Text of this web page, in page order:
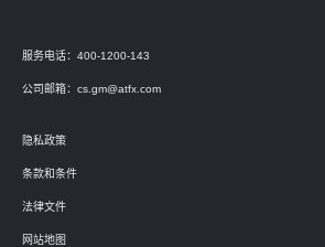
服务电话：400-1200-143
公司邮箱： cs.gm@atfx.com
隐私政策
条款和条件
法律文件
网站地图